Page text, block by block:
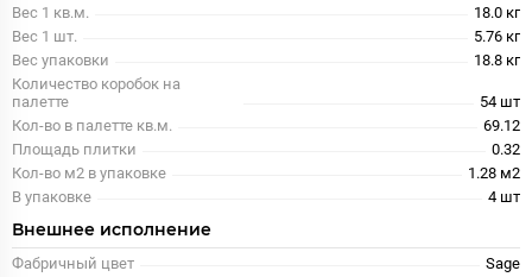
Вес 1 кв.м.
18.0 кг
Вес 1 шт.
5.76 кг
Вес упаковки
18.8 кг
Количество коробок на
палетте
54 шт
Кол-во в палетте кв.м.
69.12
Площадь плитки
0.32
Кол-во м2 в упаковке
1.28 м2
В упаковке
4 шт
Внешнее исполнение
Фабричный цвет
Sage